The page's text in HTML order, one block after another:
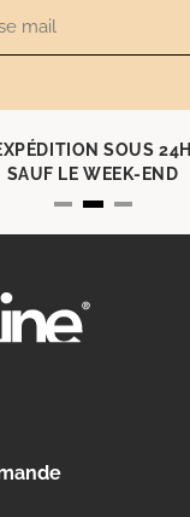
SOUS 24H
SAUF LE WEEK-END